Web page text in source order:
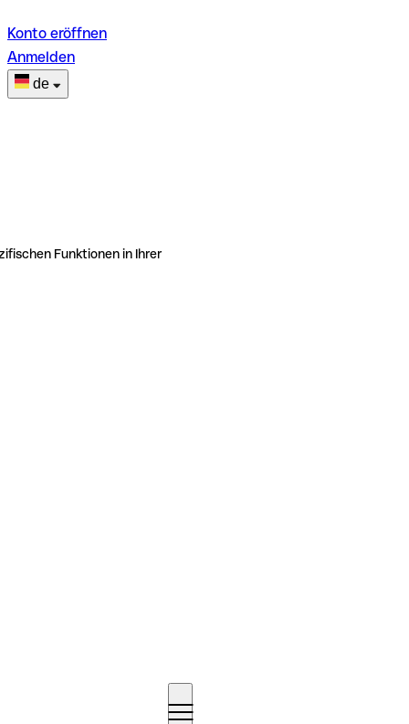
Konto eröffnen
Anmelden
de
Funktionen in Ihrer